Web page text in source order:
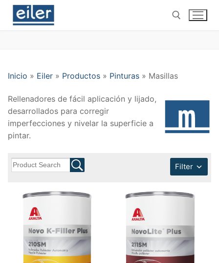
Inicio » Eiler » Productos » Pinturas » Masillas
Rellenadores de fácil aplicación y lijado,
desarrollados para corregir
imperfecciones y nivelar la superficie a
pintar.
Filter